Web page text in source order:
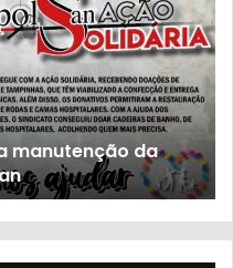
com descaso do